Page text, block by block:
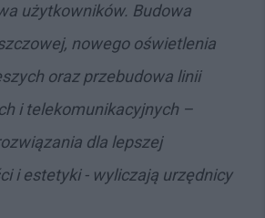
użytkowników. Budowa
nowego oświetlenia
oraz przebudowa linii
i telekomunikacyjnych –
dla lepszej
i estetyki - wyliczają urzędnicy